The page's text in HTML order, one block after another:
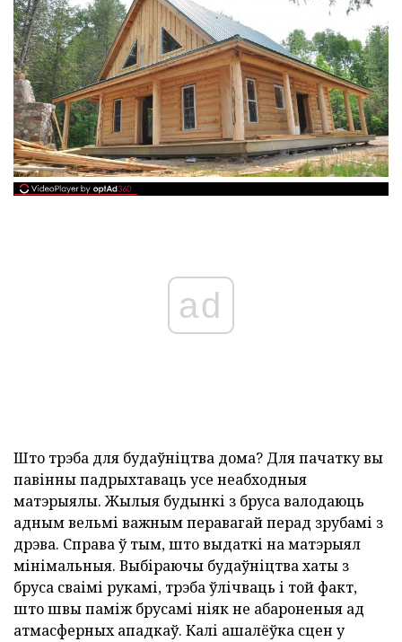
ad
Што трэба для будаўніцтва дома? Для пачатку вы
павінны падрыхтаваць усе неабходныя
матэрыялы. Жылыя будынкі з бруса валодаюць
адным вельмі важным перавагай перад зрубамі з
дрэва. Справа ў тым, што выдаткі на матэрыял
мінімальныя. Выбіраючы будаўніцтва хаты з
бруса сваімі рукамі, трэба ўлічваць і той факт,
што швы паміж брусамі ніяк не абароненыя ад
атмасферных ападкаў. Калі ашалёўка сцен у